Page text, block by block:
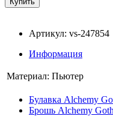
Артикул: vs-247854
Информация
Материал: Пьютер
Булавка Alchemy
Брошь Alchemy